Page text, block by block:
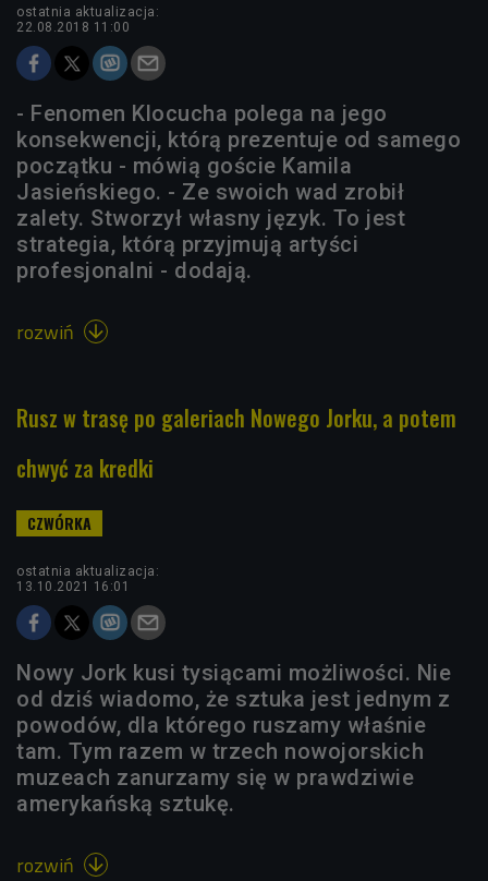
ostatnia aktualizacja:
22.08.2018 11:00
- Fenomen Klocucha polega na jego
konsekwencji, którą prezentuje od samego
początku - mówią goście Kamila
Jasieńskiego. - Ze swoich wad zrobił
zalety. Stworzył własny język. To jest
strategia, którą przyjmują artyści
profesjonalni - dodają.
rozwiń 
Rusz w trasę po galeriach Nowego Jorku, a potem
chwyć za kredki
ostatnia aktualizacja:
13.10.2021 16:01
Nowy Jork kusi tysiącami możliwości. Nie
od dziś wiadomo, że sztuka jest jednym z
powodów, dla którego ruszamy właśnie
tam. Tym razem w trzech nowojorskich
muzeach zanurzamy się w prawdziwie
amerykańską sztukę.
rozwiń 